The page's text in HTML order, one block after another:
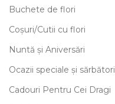
Buchete de flori
Coșuri/Cutii cu flori
Nuntă și Aniversări
Ocazii speciale și sărbători
Cadouri Pentru Cei Dragi